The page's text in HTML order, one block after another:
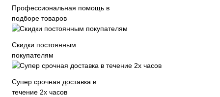
Профессиональная помощь в
подборе товаров
Скидки постоянным
покупателям
Супер срочная доставка в
течение 2х часов